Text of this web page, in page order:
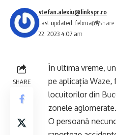
Last updated: februarie
22, 2023 4:07 am
stefan.alexiu@linkspr.ro
Share
SHARE
În ultima vreme,
pe aplicația
locuitorilor din
zonele aglomerate.
O persoană